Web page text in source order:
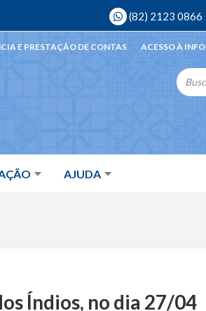
(82) 2123 0866
AJUDA
ACESSO À
E PRESTAÇÃO DE CONTAS
Índios, no dia 27/04